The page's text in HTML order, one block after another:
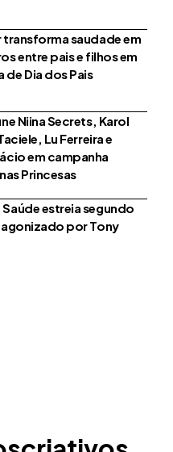
transforma saudade em
entre pais e filhos em
de Dia dos Pais
Niina Secrets, Karol
Lu Ferreira e
em campanha
Princesas
estreia segundo
por Tony